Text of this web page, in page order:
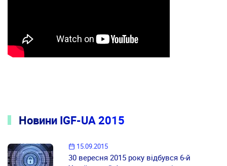
Новини IGF-UA 2015
15.09.2015
30 вересня 2015 року відбувся 6-й